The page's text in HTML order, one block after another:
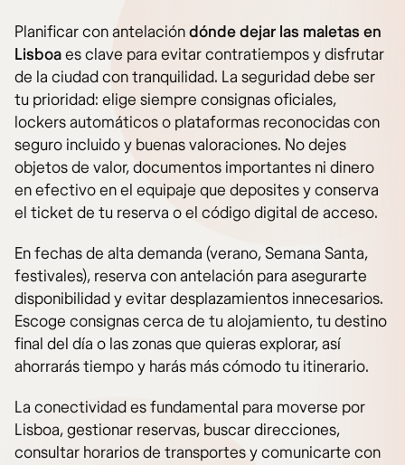
Planificar con antelacióndónde dejar las maletas en
Lisboaes clave para evitar contratiempos y disfrutar
de la ciudad con tranquilidad. La seguridad debe ser
tu prioridad: elige siempre consignas oficiales,
lockers automáticos o plataformas reconocidas con
seguro incluido y buenas valoraciones. No dejes
objetos de valor, documentos importantes ni dinero
en efectivo en el equipaje que deposites y conserva
el ticket de tu reserva o el código digital de acceso.
En fechas de alta demanda (verano, Semana Santa,
festivales), reserva con antelación para asegurarte
disponibilidad y evitar desplazamientos innecesarios.
Escoge consignas cerca de tu alojamiento, tu destino
final del día o las zonas que quieras explorar, así
ahorrarás tiempo y harás más cómodo tu itinerario.
La conectividad es fundamental para moverse por
Lisboa, gestionar reservas, buscar direcciones,
consultar horarios de transportes y comunicarte con